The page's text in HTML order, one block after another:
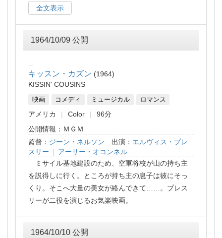
全文表示
1964/10/09 公開
キッスン・カズン
1964
KISSIN' COUSINS
映画 コメディ ミュージカル ロマンス
アメリカ Color
96分
公開情報：ＭＧＭ
監督： ジーン・ネルソン 出演： エルヴィス・プレ
スリー | アーサー・オコンネル
ミサイル基地建設のため、空軍将校が山の持ち主
を説得しに行く。ところが持ち主の息子は彼にそっ
くり。そこへ大量の美女が絡んできて……。プレス
リーが二役を演じるお気楽映画。
1964/10/10 公開